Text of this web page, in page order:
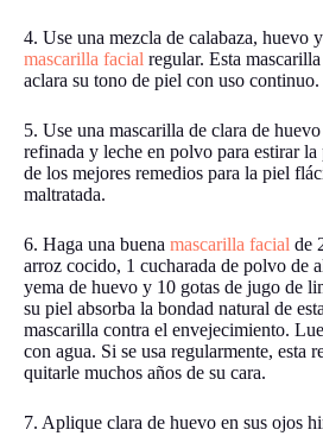
4. Use una mezcla de calabaza, huevo
mascarilla facial regular. Esta
aclara su tono de piel con uso continuo.
5. Use una mascarilla de clara de
refinada y leche en polvo para estirar la
de los mejores remedios para la piel
maltratada.
6. Haga una buena mascarilla facial de
arroz cocido, 1 cucharada de polvo de
yema de huevo y 10 gotas de jugo de
su piel absorba la bondad natural de
mascarilla contra el envejecimiento.
con agua. Si se usa regularmente, esta
quitarle muchos años de su cara.
7. Aplique clara de huevo en sus ojos